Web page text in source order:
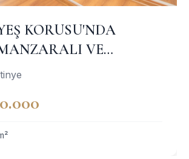
KORUSU'NDA
VE
PRESTİJLİ İSTİNYE VİLLASI